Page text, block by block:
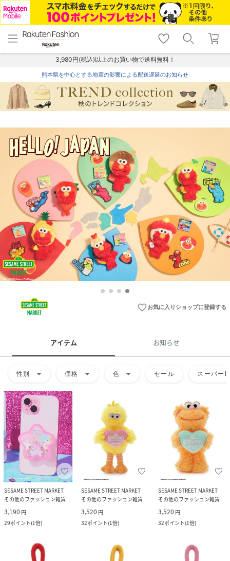
menu home
トップ
shopping_cart lock_outline
ログイン
3,980円(税込)以上のお買い物で送料無料！
熊本県を中心とする地震の影響による配送遅延のお知らせ
favorite_borderお気に入りショップに登録する
アイテム お知らせ
性別 arrow_drop_down 価格 arrow_drop_down 色 arrow_drop_down セール スーパー
SESAME STREET MARKET
その他のファッション雑貨
3,190 円
29ポイント(1倍)
SESAME STREET MARKET
その他のファッション雑貨
3,520 円
32ポイント(1倍)
SESAME STREET MARKET
その他のファッション雑貨
3,520 円
32ポイント(1倍)